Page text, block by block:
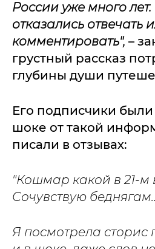
России уже много
отказались отвечать
комментировать", –
грустный рассказ
глубины души
Его подписчики
шоке от такой
писали в отзывах:
"Кошмар какой в 21-м
Сочувствую
Я посмотрела сторис